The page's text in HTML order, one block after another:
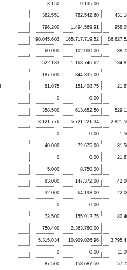
3.150 9.135,00
362.551 782.542,60
796.200 1.494.569,91
90.045.603 165.717.719,52
60.000 102.000,00
522.183 1.163.746,62
187.600 344.335,00
81.075 151.408,75
0 0,00
358.500 613.652,50
3.121.776 5.721.221,34
0 0,00
40.000 72.675,00
0 0,00
5.000 8.750,00
83.000 147.372,00
32.000 64.193,00
0 0,00
73.500 155.912,75
750.400 2.363.760,00
5.315.034 10.909.026,96
0 0,00
87.500 158.687,50